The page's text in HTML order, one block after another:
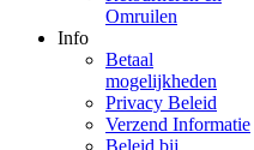
Omruilen
Info
Betaal
mogelijkheden
Privacy Beleid
Verzend Informatie